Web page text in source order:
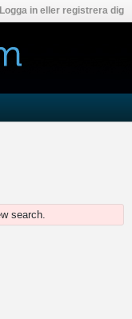
Logga in eller registrera dig
search.